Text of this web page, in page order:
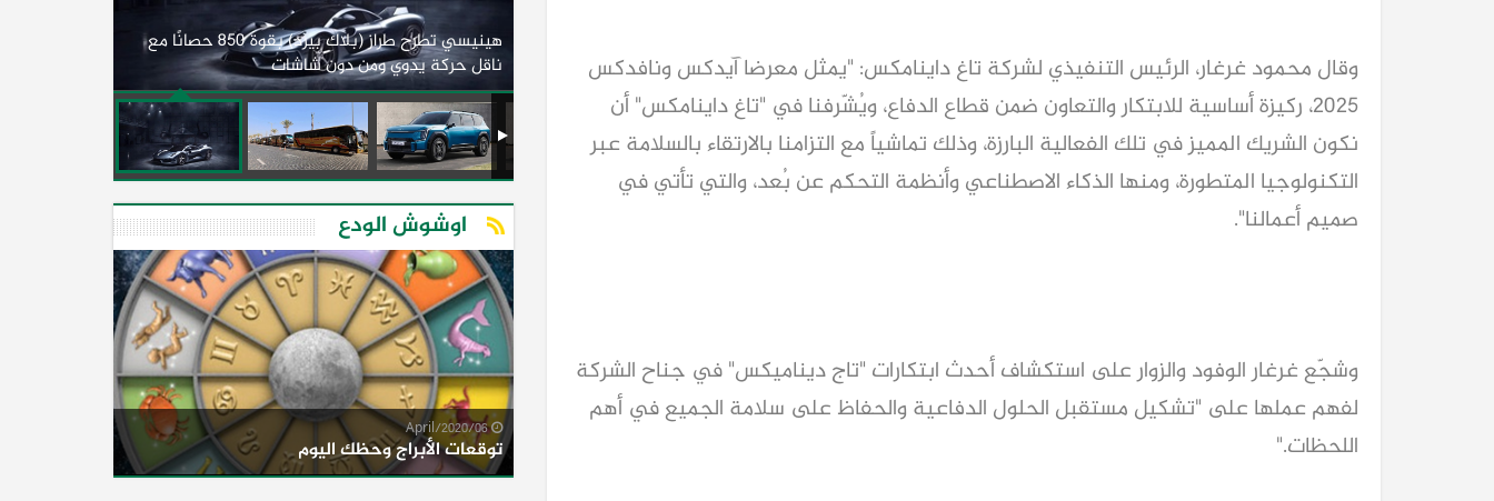
وقال محمود غرغار، الرئيس التنفيذي لشركة تاغ داينامكس: "يمثل معرضا آيدكس ونافدكس
2025، ركيزة أساسية للابتكار والتعاون ضمن قطاع الدفاع، ويُشّرفنا في "تاغ داينامكس" أن
نكون الشريك المميز في تلك الفعالية البارزة، وذلك تماشياً مع التزامنا بالارتقاء بالسلامة عبر
التكنولوجيا المتطورة، ومنها الذكاء الاصطناعي وأنظمة التحكم عن بُعد، والتي تأتي في
صميم أعمالنا".
وشجّع غرغار الوفود والزوار على استكشاف أحدث ابتكارات "تاج ديناميكس" في جناح الشركة
لفهم عملها على "تشكيل مستقبل الحلول الدفاعية والحفاظ على سلامة الجميع في أهم
اللحظات."
هينيسي تطرح طراز (بلاك بيرد) بقوة 850 حصانًا مع
ناقل حركة يدوي ومن دون شاشات
(السوبرجيت)
العائلية
اوشوش الودع
06/April/2020
توقعات الأبراج وحظك اليوم